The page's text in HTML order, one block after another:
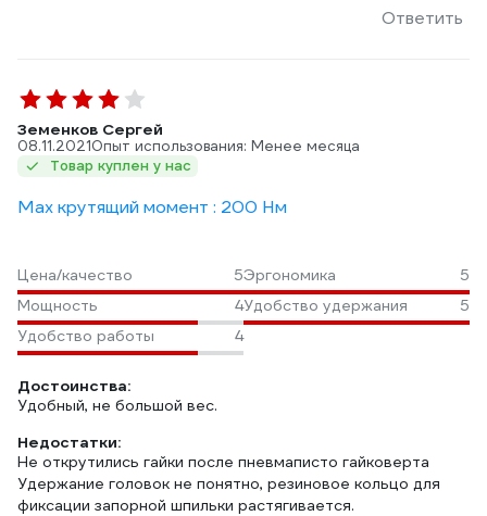
Ответить
Земенков Сергей
08.11.2021Опыт использования: Менее месяца
Товар куплен у нас
Max крутящий момент : 200 Нм
Цена/качество 5Эргономика
5
Мощность
4Удобство удержания
5
Удобство работы
4
Достоинства:
Удобный, не большой вес.
Недостатки:
Не открутились гайки после пневмаписто гайковерта
Удержание головок не понятно, резиновое кольцо для
фиксации запорной шпильки растягивается.